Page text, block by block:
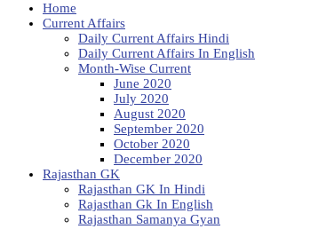
Home
Current Affairs
Daily Current Affairs Hindi
Daily Current Affairs In English
Month-Wise Current
June 2020
July 2020
August 2020
September 2020
October 2020
December 2020
Rajasthan GK
Rajasthan GK In Hindi
Rajasthan Gk In English
Rajasthan Samanya Gyan